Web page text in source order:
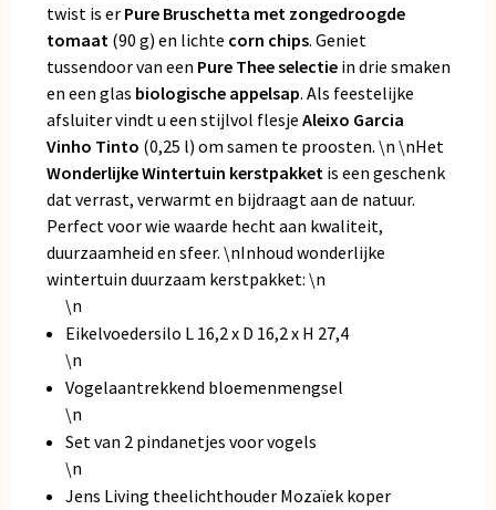
twist is er Pure Bruschetta met zongedroogde
tomaat(90 g) en lichte corn chips. Geniet
tussendoor van een Pure Thee selectiein drie smaken
en een glas biologische appelsap. Als feestelijke
afsluiter vindt u een stijlvol flesje Aleixo Garcia
Vinho Tinto (0,25 l) om samen te proosten. \n \nHet
Wonderlijke Wintertuin kerstpakketis een geschenk
dat verrast, verwarmt en bijdraagt aan de natuur.
Perfect voor wie waarde hecht aan kwaliteit,
duurzaamheid en sfeer. \nInhoud wonderlijke
wintertuin duurzaam kerstpakket: \n
\n
Eikelvoedersilo L 16,2 x D 16,2 x H 27,4
\n
Vogelaantrekkend bloemenmengsel
\n
Set van 2 pindanetjes voor vogels
\n
Jens Living theelichthouder Mozaïek koper